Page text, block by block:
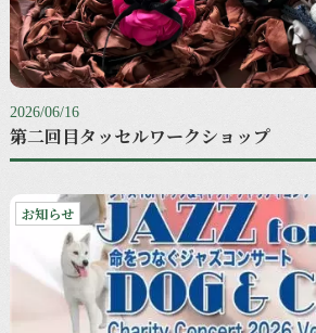
2026/06/16
第二回目タッセルワークショップ
お知らせ